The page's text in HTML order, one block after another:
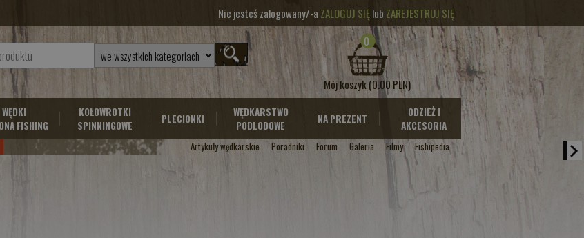
Nie jesteś zalogowany/-a ZALOGUJ SIĘlub ZAREJESTRUJ SIĘ
0
Mój koszyk(0.00 PLN)
WĘDKI
FISHING
KOŁOWROTKI
SPINNINGOWE
PLECIONKI
WĘDKARSTWO
PODLODOWE
NA PREZENT
ODZIEŻ I
AKCESORIA
Artykuły wędkarskie Poradniki Forum Galeria Filmy
Fishipedia